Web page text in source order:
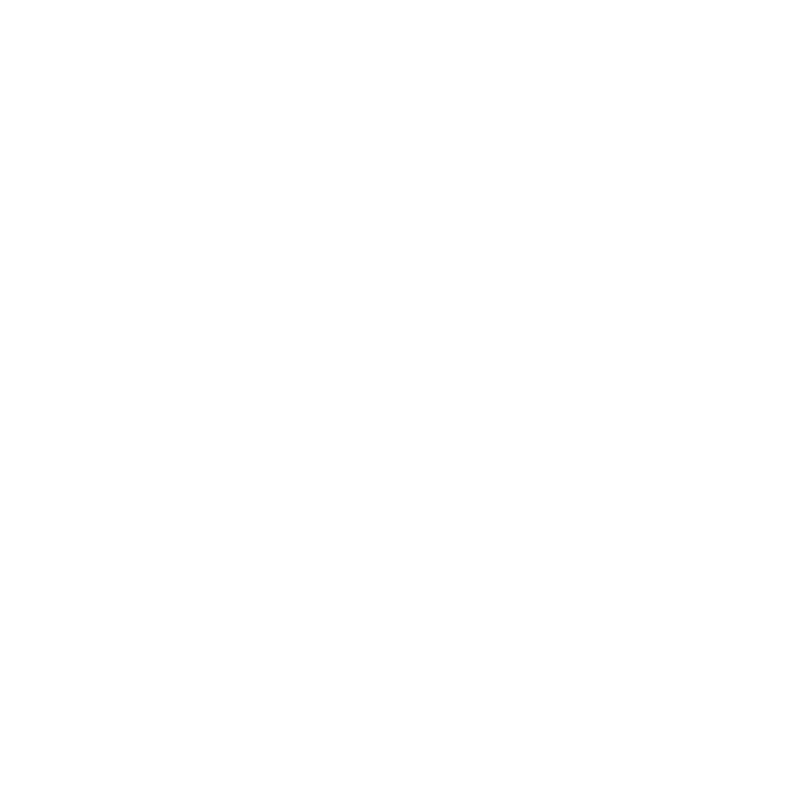
a área principal falhe, é possível alternar
dos negócios.
dados, reduzir atrasos e melhorar a experiência do
do EC2 entre regiões pode ajudar as empresas a
dos dados.
outra região?
região, você não pode clonar diretamente a
e, em seguida, copiar essa AMI para a região de
da AMI copiada na região de destino. Veja como
"
do EC2 na região de origem. No painel de